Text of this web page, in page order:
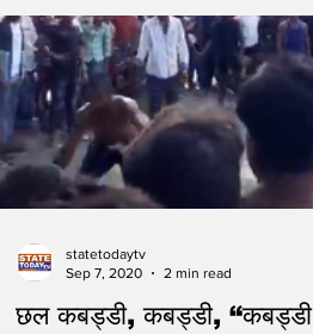
छल कबड्डी, कबड्डी, “कबड्डी
statetodaytv
Sep 7, 2020
2 min read